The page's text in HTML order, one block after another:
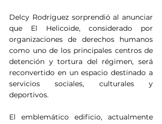
Delcy Rodríguez sorprendió al anunciar
que El Helicoide, considerado por
organizaciones de derechos humanos
como uno de los principales centros de
detención y tortura del régimen, será
reconvertido en un espacio destinado a
servicios sociales, culturales y
deportivos.
El emblemático edificio, actualmente